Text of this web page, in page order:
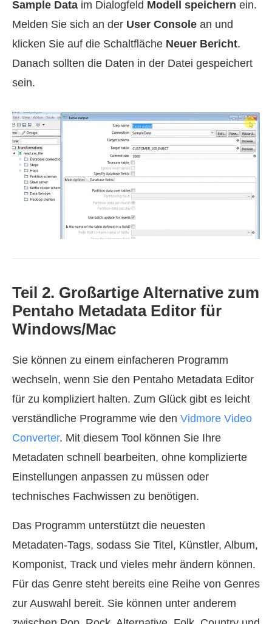
Sample Data im Dialogfeld Modell speichern ein.
Melden Sie sich an der User Console an und
klicken Sie auf die Schaltfläche Neuer Bericht.
Danach sollten die Daten in der Datei gespeichert
sein.
Teil 2. Großartige Alternative zum
Pentaho Metadata Editor für
Windows/Mac
Sie können zu einem einfacheren Programm
wechseln, wenn Sie den Pentaho Metadata Editor
für zu kompliziert halten. Zum Glück gibt es leicht
verständliche Programme wie den Vidmore Video
Converter. Mit diesem Tool können Sie Ihre
Metadaten schnell bearbeiten, ohne komplizierte
Einstellungen anpassen zu müssen oder
technisches Fachwissen zu benötigen.
Das Programm unterstützt die neuesten
Metadaten-Tags, sodass Sie Titel, Künstler, Album,
Komponist, Track und vieles mehr ändern können.
Für das Genre steht bereits eine Reihe von Genres
zur Auswahl bereit. Sie können unter anderem